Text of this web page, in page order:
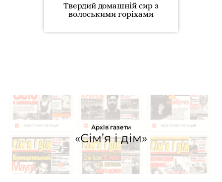
Твердий домашній сир з
волоськими горіхами
Архів газети
«Сім’я і дім»